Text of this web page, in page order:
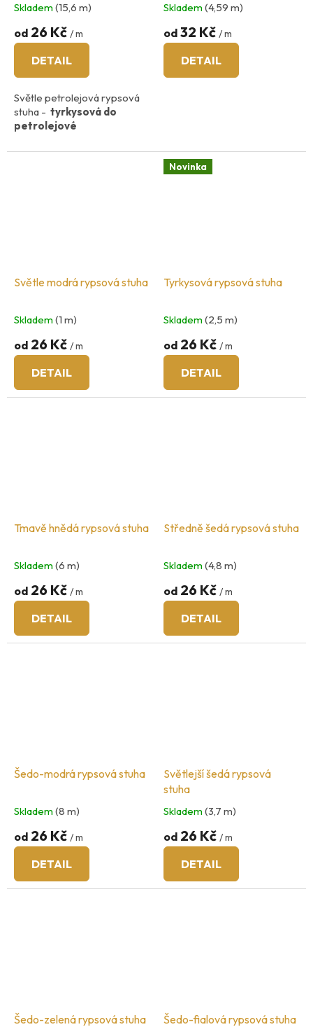
Skladem(15,6 m)
od 26 Kč / m
DETAIL
Světle petrolejová rypsová
stuha - tyrkysová do
petrolejové
Skladem(4,59 m)
od 32 Kč / m
DETAIL
Světle modrá rypsová stuha
Skladem(1 m)
od 26 Kč / m
DETAIL
Novinka
Tyrkysová rypsová stuha
Skladem(2,5 m)
od 26 Kč / m
DETAIL
Tmavě hnědá rypsová stuha
Skladem(6 m)
od 26 Kč / m
DETAIL
Středně šedá rypsová stuha
Skladem(4,8 m)
od 26 Kč / m
DETAIL
Šedo-modrá rypsová stuha
Skladem(8 m)
od 26 Kč / m
DETAIL
Světlejší šedá rypsová
stuha
Skladem(3,7 m)
od 26 Kč / m
DETAIL
Šedo-zelená rypsová stuha Šedo-fialová rypsová stuha